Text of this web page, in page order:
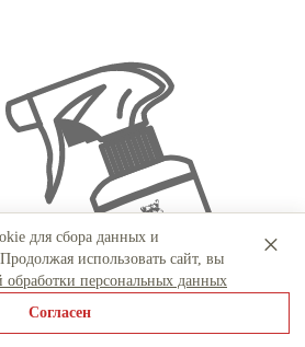
для сбора данных и
использовать сайт, вы
обработки персональных данных
Согласен
×